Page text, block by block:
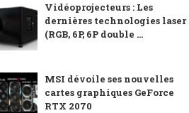
Vidéoprojecteurs : Les
dernières technologies laser
(RGB, 6P, 6P double ...
MSI dévoile ses nouvelles
cartes graphiques GeForce
RTX 2070